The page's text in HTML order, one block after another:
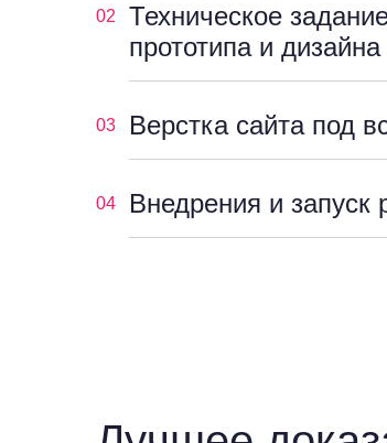
02
Техническое
прототипа и дизайна
03 Верстка сайта под
04 Внедрения и запуск